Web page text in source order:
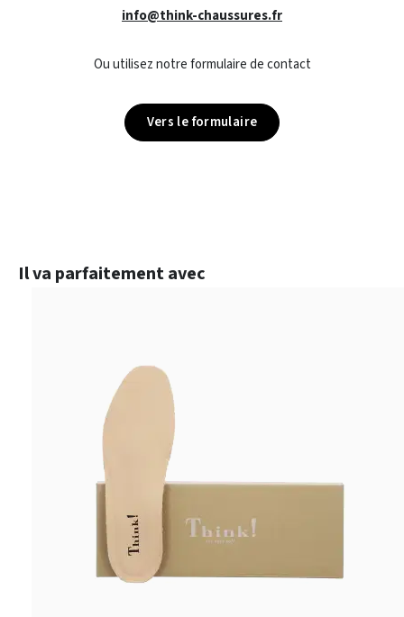
info@think-chaussures.fr
Ou utilisez notre formulaire de contact
Vers le formulaire
Ignorer la galerie de produits
Il va parfaitement avec